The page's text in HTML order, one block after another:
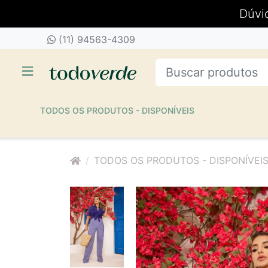
(11) 94563-4309
TODOS OS PRODUTOS - DISPONÍVEIS
TODOS OS PRODUTOS - DISPONÍVEIS